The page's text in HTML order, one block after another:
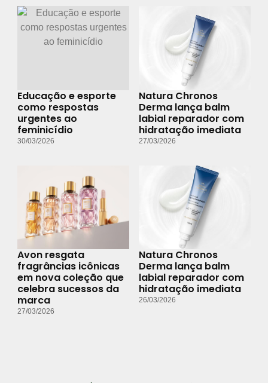
Educação e esporte
como respostas
urgentes ao
feminicídio
30/03/2026
Natura Chronos
Derma lança balm
labial reparador com
hidratação imediata
27/03/2026
Avon resgata
fragrâncias icônicas
em nova coleção que
celebra sucessos da
marca
27/03/2026
Natura Chronos
Derma lança balm
labial reparador com
hidratação imediata
26/03/2026